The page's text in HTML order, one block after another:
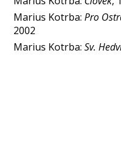
Marius Kotrba:Pro
2002
Marius Kotrba:Sv.